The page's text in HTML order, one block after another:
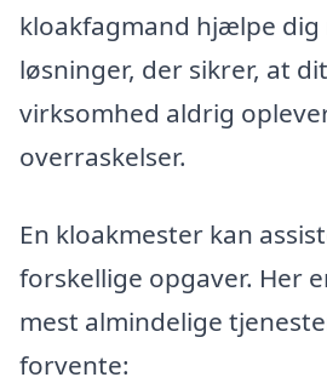
kloakfagmand hjælpe dig
løsninger, der sikrer, at
virksomhed aldrig
overraskelser.
En kloakmester kan
forskellige opgaver. Her
mest almindelige
forvente: